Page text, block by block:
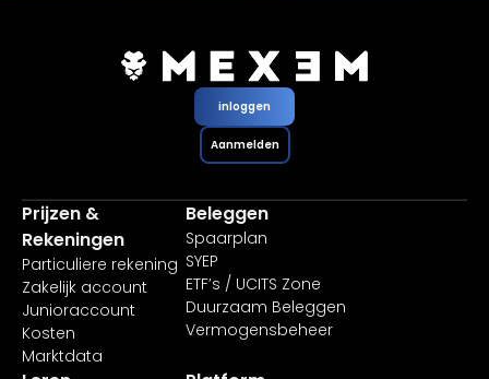
inloggen
Aanmelden
Prijzen &
Rekeningen
Particuliere rekening
Zakelijk account
Junioraccount
Kosten
Marktdata
Beleggen
Spaarplan
SYEP
ETF’s / UCITS Zone
Duurzaam Beleggen
Vermogensbeheer